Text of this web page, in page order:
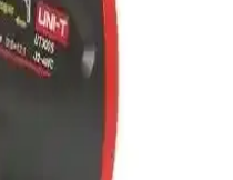
İncelemesi ve
dayanıklı malzeme ve pratik
geri bildirimleri ve performans
gerekenler.